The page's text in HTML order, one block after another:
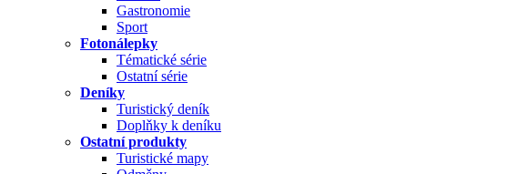
Gastronomie
Sport
Fotonálepky
Tématické série
Ostatní série
Deníky
Turistický deník
Doplňky k deníku
Ostatní produkty
Turistické mapy